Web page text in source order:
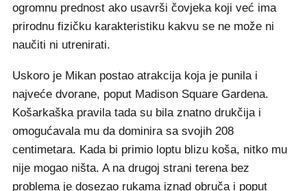
ogromnu prednost ako usavrši čovjeka koji već ima
prirodnu fizičku karakteristiku kakvu se ne može ni
naučiti ni utrenirati.
Uskoro je Mikan postao atrakcija koja je punila i
najveće dvorane, poput Madison Square Gardena.
Košarkaška pravila tada su bila znatno drukčija i
omogućavala mu da dominira sa svojih 208
centimetara. Kada bi primio loptu blizu koša, nitko mu
nije mogao ništa. A na drugoj strani terena bez
problema je dosezao rukama iznad obruča i poput